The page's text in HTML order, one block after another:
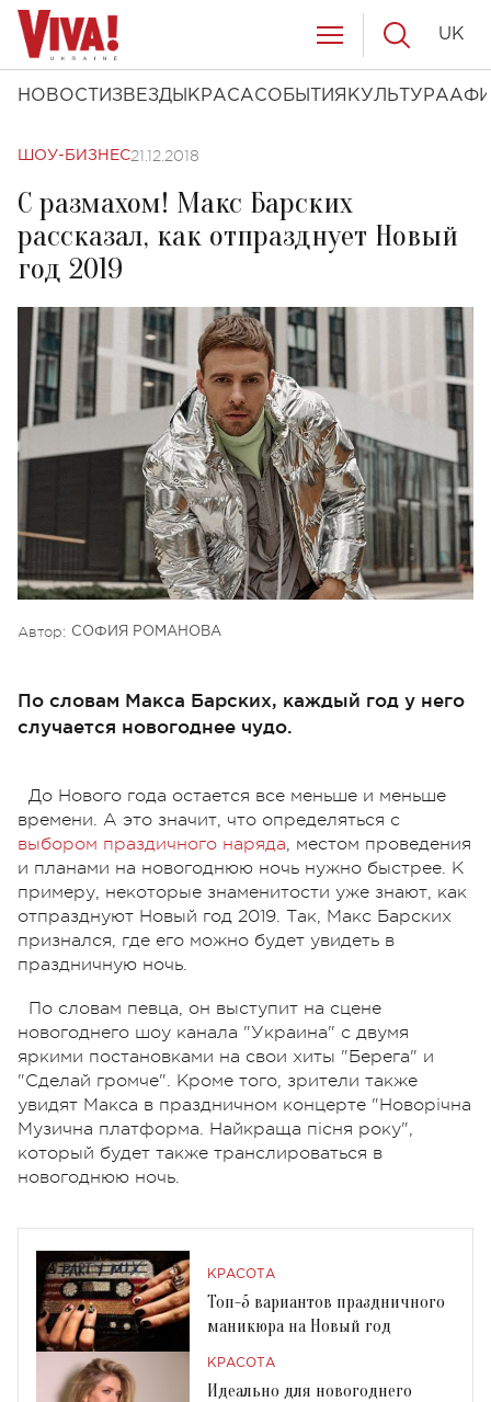
НОВОСТИ ЗВЕЗДЫ КРАСАСОБЫТИЯ КУЛЬТУРА
UK
ШОУ-БИЗНЕС21.12.2018
С размахом! Макс Барских
рассказал, как отпразднует Новый
год 2019
Автор: СОФИЯ РОМАНОВА
По словам Макса Барских, каждый год у него
случается новогоднее чудо.
До Нового года остается все меньше и меньше
времени. А это значит, что определяться с
выбором праздичного наряда, местом проведения
и планами на новогоднюю ночь нужно быстрее. К
примеру, некоторые знаменитости уже знают, как
отпразднуют Новый год 2019. Так, Макс Барских
признался, где его можно будет увидеть в
праздничную ночь.
По словам певца, он выступит на сцене
новогоднего шоу канала "Украина" с двумя
яркими постановками на свои хиты "Берега" и
"Сделай громче". Кроме того, зрители также
увидят Макса в праздничном концерте "Новорічна
Музична платформа. Найкраща пісня року",
который будет также транслироваться в
новогоднюю ночь.
КРАСОТА
Топ-5 вариантов праздничного
маникюра на Новый год
КРАСОТА
Идеально для новогоднего